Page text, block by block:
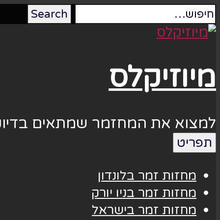
מיוזיקלס
למצוא את המחזמר שמתאים
תפריט
מחזות זמר בלונדון
מחזות זמר בניו יורק
מחזות זמר בישראל